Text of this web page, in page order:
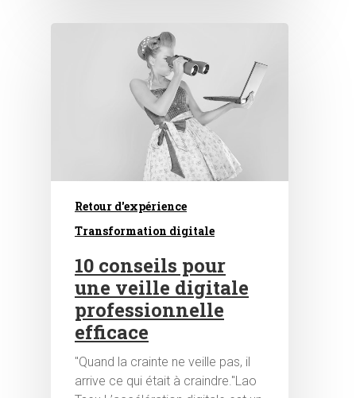
Retour d'expérience
Transformation digitale
10 conseils pour
une veille digitale
professionnelle
efficace
"Quand la crainte ne veille pas, il
arrive ce qui était à craindre."Lao